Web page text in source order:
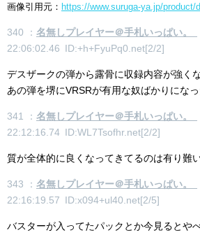
画像引用元： https://www.suruga-ya.jp/product/
340 ： 名無しプレイヤー＠手札いっぱい。
22:06:02.46 ID:+h+FyuPq0.net[2/2]
デスザークの弾から露骨に収録内容が強く
あの弾を堺にVRSRが有用な奴ばかりにな
341 ： 名無しプレイヤー＠手札いっぱい。
22:12:16.74 ID:WL7Tsofhr.net[2/2]
質が全体的に良くなってきてるのは有り難
343 ： 名無しプレイヤー＠手札いっぱい。
22:16:19.57 ID:x094+ul40.net[2/5]
バスターが入ってたパックとか今見るとや